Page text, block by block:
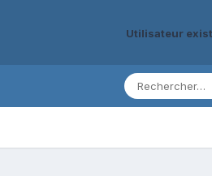
Utilisateur